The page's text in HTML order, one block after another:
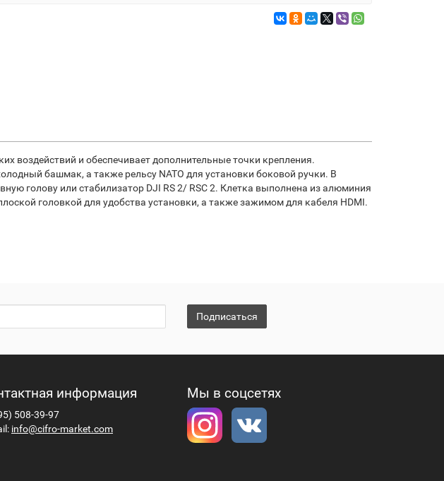
воздействий и обеспечивает дополнительные точки крепления.
башмак, а также рельсу NATO для установки боковой ручки. В
голову или стабилизатор DJI RS 2/ RSC 2. Клетка выполнена из алюминия
головкой для удобства установки, а также зажимом для кабеля HDMI.
Подписаться
информация
508-39-97
info@cifro-market.com
Мы в соцсетях